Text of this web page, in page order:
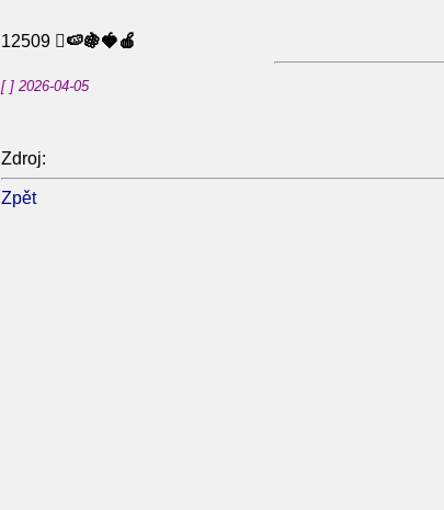
12509 🫜🍉🍇🍓🍎
[ ] 2026-04-05
Zdroj:
Zpět